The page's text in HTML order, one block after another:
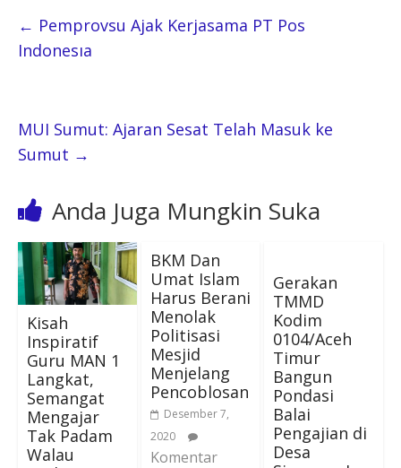
← Pemprovsu Ajak Kerjasama PT Pos
Indonesıa
MUI Sumut: Ajaran Sesat Telah Masuk ke
Sumut →
Anda Juga Mungkin Suka
Kisah
Inspiratif
Guru MAN 1
Langkat,
Semangat
Mengajar
Tak Padam
Walau
BKM Dan
Umat Islam
Harus Berani
Menolak
Politisasi
Mesjid
Menjelang
Pencoblosan
Desember 7,
2020
Komentar
Gerakan
TMMD
Kodim
0104/Aceh
Timur
Bangun
Pondasi
Balai
Pengajian di
Desa